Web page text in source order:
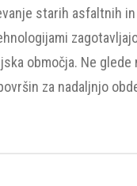
starih asfaltnih
območja. Ne glede
za nadaljnjo